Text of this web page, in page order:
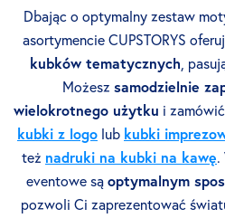
Dbając o optymalny zestaw
asortymencie CUPSTORYS
kubków tematycznych,
Możesz samodzielnie
wielokrotnego użytku i
kubki z logo lub kubki
też nadruki na kubki na kawę.
eventowe są optymalnym
pozwoli Ci zaprezentować